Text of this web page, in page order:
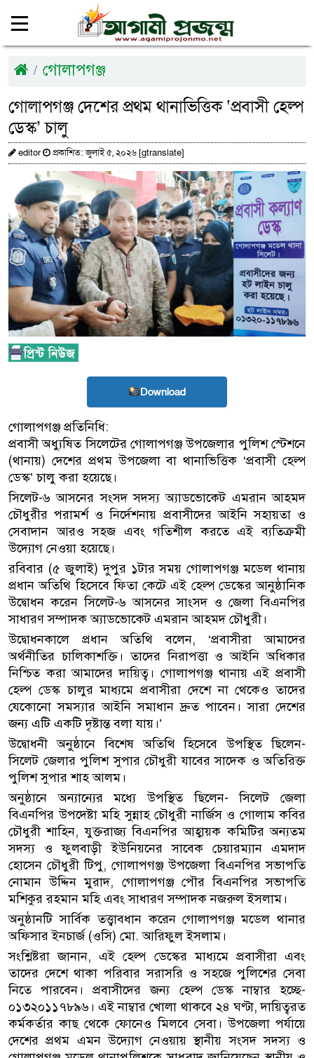
গোলাপগঞ্জ
গোলাপগঞ্জ দেশের প্রথম থানাভিত্তিক ‘প্রবাসী হেল্প
ডেস্ক’ চালু
editor প্রকাশিত: জুলাই ৫, ২০২৬ [gtranslate]
Download
গোলাপগঞ্জ প্রতিনিধি:
প্রবাসী অধ্যুষিত সিলেটের গোলাপগঞ্জ উপজেলার পুলিশ স্টেশনে
(থানায়) দেশের প্রথম উপজেলা বা থানাভিত্তিক ‘প্রবাসী হেল্প
ডেস্ক’ চালু করা হয়েছে।
সিলেট-৬ আসনের সংসদ সদস্য অ্যাডভোকেট এমরান আহমদ
চৌধুরীর পরামর্শ ও নির্দেশনায় প্রবাসীদের আইনি সহায়তা ও
সেবাদান আরও সহজ এবং গতিশীল করতে এই ব্যতিক্রমী
উদ্যোগ নেওয়া হয়েছে।
রবিবার (৫ জুলাই) দুপুর ১টার সময় গোলাপগঞ্জ মডেল থানায়
প্রধান অতিথি হিসেবে ফিতা কেটে এই হেল্প ডেস্কের আনুষ্ঠানিক
উদ্বোধন করেন সিলেট-৬ আসনের সাংসদ ও জেলা বিএনপির
সাধারণ সম্পাদক অ্যাডভোকেট এমরান আহমদ চৌধুরী।
উদ্বোধনকালে প্রধান অতিথি বলেন, ‘প্রবাসীরা আমাদের
অর্থনীতির চালিকাশক্তি। তাদের নিরাপত্তা ও আইনি অধিকার
নিশ্চিত করা আমাদের দায়িত্ব। গোলাপগঞ্জ থানায় এই প্রবাসী
হেল্প ডেস্ক চালুর মাধ্যমে প্রবাসীরা দেশে না থেকেও তাদের
যেকোনো সমস্যার আইনি সমাধান দ্রুত পাবেন। সারা দেশের
জন্য এটি একটি দৃষ্টান্ত বলা যায়।’
উদ্বোধনী অনুষ্ঠানে বিশেষ অতিথি হিসেবে উপস্থিত ছিলেন-
সিলেট জেলার পুলিশ সুপার চৌধুরী যাবের সাদেক ও অতিরিক্ত
পুলিশ সুপার শাহ আলম।
অনুষ্ঠানে অন্যান্যের মধ্যে উপস্থিত ছিলেন- সিলেট জেলা
বিএনপির উপদেষ্টা মহি সুন্নাহ চৌধুরী নার্জিস ও গোলাম কবির
চৌধুরী শাহিন, যুক্তরাজ্য বিএনপির আহ্বায়ক কমিটির অন্যতম
সদস্য ও ফুলবাড়ী ইউনিয়নের সাবেক চেয়ারম্যান এমদাদ
হোসেন চৌধুরী টিপু, গোলাপগঞ্জ উপজেলা বিএনপির সভাপতি
নোমান উদ্দিন মুরাদ, গোলাপগঞ্জ পৌর বিএনপির সভাপতি
মশিকুর রহমান মহি এবং সাধারণ সম্পাদক নজরুল ইসলাম।
অনুষ্ঠানটি সার্বিক তত্ত্বাবধান করেন গোলাপগঞ্জ মডেল থানার
অফিসার ইনচার্জ (ওসি) মো. আরিফুল ইসলাম।
সংশ্লিষ্টরা জানান, এই হেল্প ডেস্কের মাধ্যমে প্রবাসীরা এবং
তাদের দেশে থাকা পরিবার সরাসরি ও সহজে পুলিশের সেবা
নিতে পারবেন। প্রবাসীদের জন্য হেল্প ডেস্ক নাম্বার হচ্ছে-
০১৩২০১১৭৮৯৬। এই নাম্বার খোলা থাকবে ২৪ ঘণ্টা, দায়িত্বরত
কর্মকর্তার কাছ থেকে ফোনেও মিলবে সেবা। উপজেলা পর্যায়ে
দেশের প্রথম এমন উদ্যোগ নেওয়ায় স্থানীয় সংসদ সদস্য ও